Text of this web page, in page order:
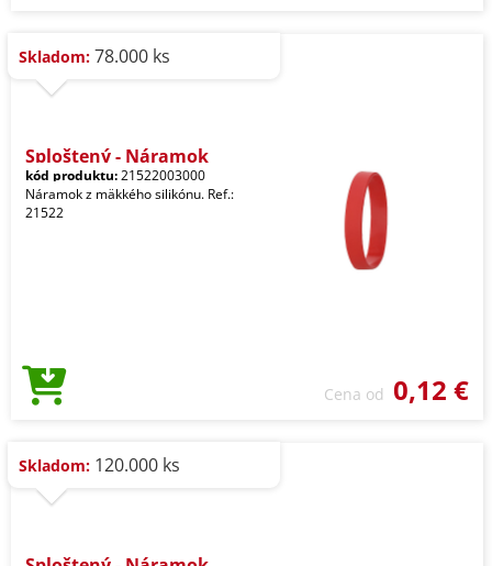
Skladom: 78.000 ks
Sploštený - Náramok
kód produktu:21522003000
Náramok z mäkkého silikónu. Ref.:
21522
Cena od 0,12 €
Skladom: 120.000 ks